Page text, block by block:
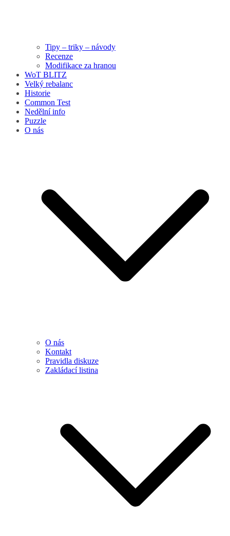
Tipy – triky – návody
Recenze
Modifikace za hranou
WoT BLITZ
Velký rebalanc
Historie
Common Test
Nedělní info
Puzzle
O nás
O nás
Kontakt
Pravidla diskuze
Zakládací listina